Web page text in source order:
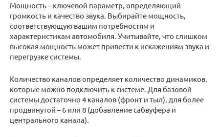
Мощность – ключевой параметр, определяющий
громкость и качество звука. Выбирайте мощность,
соответствующую вашим потребностям и
характеристикам автомобиля. Учитывайте, что слишком
высокая мощность может привести к искажениям звука и
перегрузке системы.
Количество каналов определяет количество динамиков,
которые можно подключить к системе. Для базовой
системы достаточно 4 каналов (фронт и тыл), для более
продвинутой – 6 или 8 (добавление сабвуфера и
центрального канала).